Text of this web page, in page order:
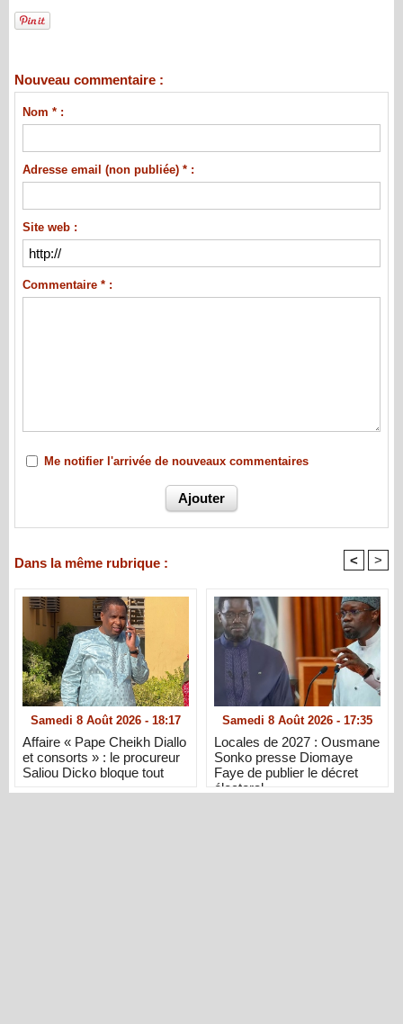
Nouveau commentaire :
Nom * :
Adresse email (non publiée) * :
Site web :
Commentaire * :
Me notifier l'arrivée de nouveaux commentaires
Dans la même rubrique : < >
Samedi 8 Août 2026 - 18:17
Affaire « Pape Cheikh Diallo
et consorts » : le procureur
Saliou Dicko bloque tout
Samedi 8 Août 2026 - 17:35
Locales de 2027 : Ousmane
Sonko presse Diomaye
Faye de publier le décret
électoral